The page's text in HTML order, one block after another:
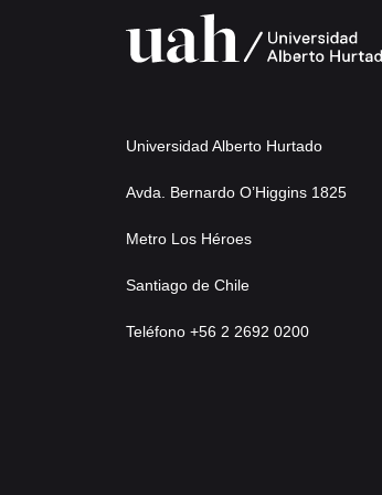
Universidad Alberto Hurtado
Avda. Bernardo O’Higgins 1825
Metro Los Héroes
Santiago de Chile
Teléfono +56 2 2692 0200